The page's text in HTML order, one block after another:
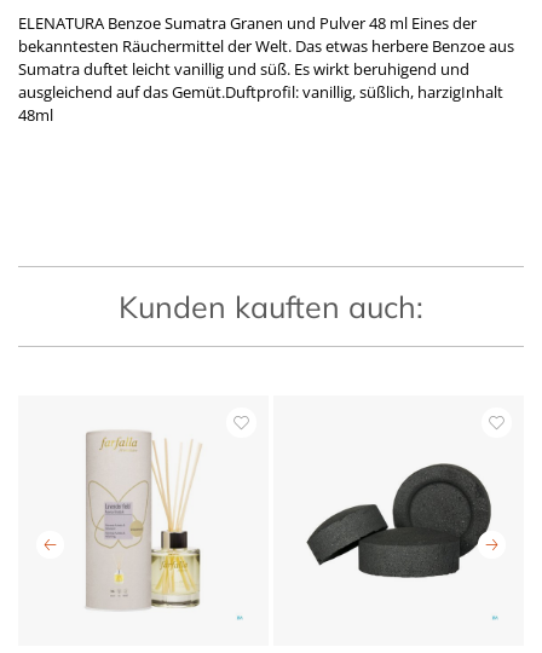
ELENATURA Benzoe Sumatra Granen und Pulver 48 ml Eines der
bekanntesten Räuchermittel der Welt. Das etwas herbere Benzoe aus
Sumatra duftet leicht vanillig und süß. Es wirkt beruhigend und
ausgleichend auf das Gemüt.Duftprofil: vanillig, süßlich, harzigInhalt
48ml
Kunden kauften auch: